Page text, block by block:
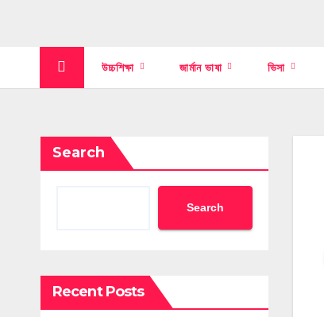
উচ্চশিক্ষা জার্মান ভাষা ভিসা
Search
Search
Recent Posts